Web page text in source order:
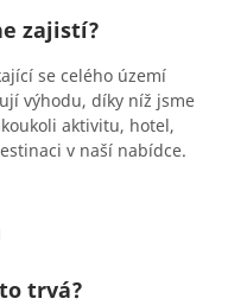
zajistí?
se celého území
výhodu, díky níž jsme
aktivitu, hotel,
v naší nabídce.
trvá?